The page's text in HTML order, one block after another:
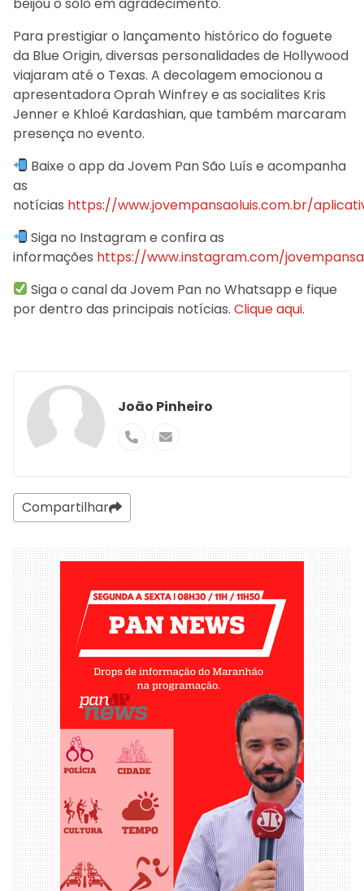
Para prestigiar o lançamento histórico do foguete
da Blue Origin, diversas personalidades de Hollywood
viajaram até o Texas. A decolagem emocionou a
apresentadora Oprah Winfrey e as socialites Kris
Jenner e Khloé Kardashian, que também marcaram
presença no evento.
Baixe o app da Jovem Pan São Luís e acompanha
as
notícias https://www.jovempansaoluis.com.br/
Siga no Instagram e confira as
informações https://www.instagram.com/
Siga o canal da Jovem Pan no Whatsapp e fique
por dentro das principais notícias. Clique aqui.
João Pinheiro
Compartilhar